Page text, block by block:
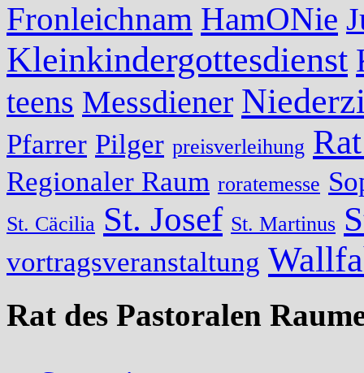
Fronleichnam HamONie
Kleinkindergottesdienst
teens Messdiener
Pfarrer Pilger preisverleihung
Regionaler Raum roratemesse
St. Cäcilia St. Josef St. Martinus
vortragsveranstaltung
Rat des Pastoralen